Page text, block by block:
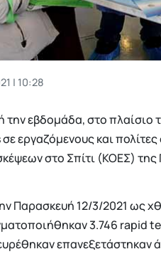
| 10:28
την εβδομάδα, στο
εργαζόμενους και
στο Σπίτι (ΚΟΕΣ) της
Παρασκευή 12/3/2021 ως
3.746 rapid
επανεξετάστηκαν